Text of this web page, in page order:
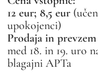
12 eur; 8,5 eur
upokojenci)
Prodaja in
med 18. in 19. uro
blagajni APTa